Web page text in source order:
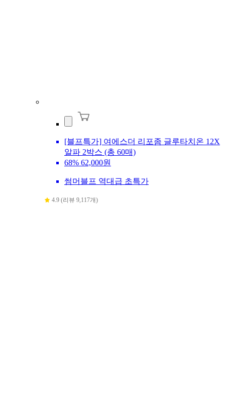
[블프특가] 여에스더 리포좀 글루타치온 12X
알파 2박스 (총 60매)
68% 62,000원
썸머블프 역대급 초특가
4.9 (리뷰 9,117개)